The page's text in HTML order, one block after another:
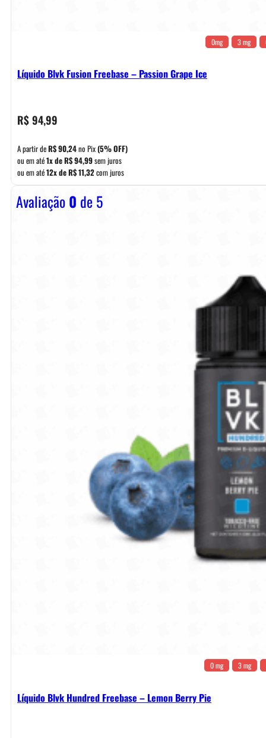
0mg 3 mg
Líquido Blvk Fusion Freebase – Passion Grape Ice
R$94,99
A partir deR$90,24no Pix(5% OFF)
ou em até1x deR$94,99sem juros
ou em até12x deR$11,32com juros
Avaliação0 de 5
0 mg 3 mg
Líquido Blvk Hundred Freebase – Lemon Berry Pie